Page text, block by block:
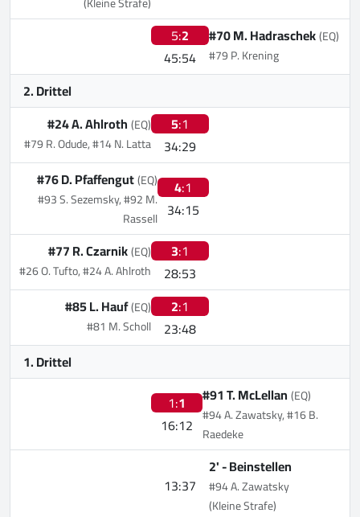
5:2
45:54
#70 M. Hadraschek(EQ)
#79 P. Krening
2. Drittel
5:1
34:29
#24 A. Ahlroth(EQ)
#79 R. Odude, #14 N. Latta
4:1
34:15
#76 D. Pfaffengut(EQ)
#93 S. Sezemsky, #92 M.
Rassell
3:1
28:53
#77 R. Czarnik(EQ)
#26 O. Tufto, #24 A. Ahlroth
2:1
23:48
#85 L. Hauf(EQ)
#81 M. Scholl
1. Drittel
1:1
16:12
#91 T. McLellan(EQ)
#94 A. Zawatsky, #16 B.
Raedeke
13:37
2' -Beinstellen
#94 A. Zawatsky
(Kleine Strafe)